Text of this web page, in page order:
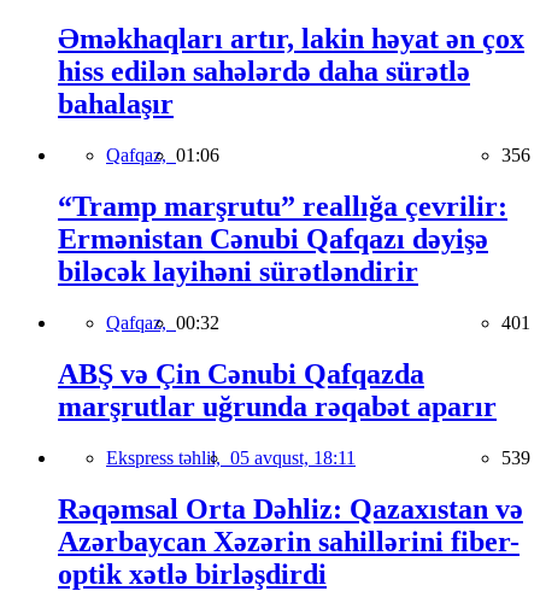
Əməkhaqları artır, lakin həyat ən çox
hiss edilən sahələrdə daha sürətlə
bahalaşır
Qafqaz, 01:06 356
“Tramp marşrutu” reallığa çevrilir:
Ermənistan Cənubi Qafqazı dəyişə
biləcək layihəni sürətləndirir
Qafqaz, 00:32 401
ABŞ və Çin Cənubi Qafqazda
marşrutlar uğrunda rəqabət aparır
Ekspress təhlil, 05 avqust, 18:11 539
Rəqəmsal Orta Dəhliz: Qazaxıstan və
Azərbaycan Xəzərin sahillərini fiber-
optik xətlə birləşdirdi